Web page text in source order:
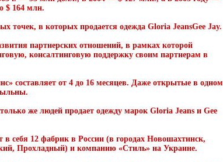
$ 164 млн.
точек, в которых продается одежда Gloria JeansGee Jay.
партнерских отношений, в рамках которой
консалтинговую поддержку своим партнерам в
составляет от 4 до 16 месяцев. Даже открытые в одном
же людей продает одежду марок Gloria Jeans и Gee
себя 12 фабрик в России (в городах Новошахтинск,
Прохладный) и компанию «Стиль» на Украине.